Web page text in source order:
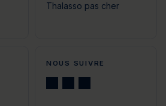
Thalasso pas cher
NOUS SUIVRE